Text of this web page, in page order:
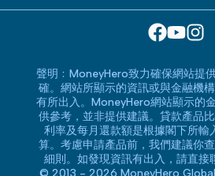
Visa信用卡
信用卡合作銀行或機構
信用卡最新優惠
免露面貸款
私人貸款指引
私人貸款常見問題
私人貸款相關常用詞彙
常用相關詞彙
所有合作銀行或機構
精選產品
換領現金券流程
常見問題
條款及細則
聲明﹕MoneyHero致力確保網站提
確。網站所顯示的資訊或與金融機
有所出入。MoneyHero網站顯示的
供參考，並非提供建議。貸款產品
利率及每月還款額是根據閣下所輸
算。考慮申請產品前，我們建議你
細則。如發現資訊有出入，請直接
© 2013 - 2026 MoneyHero